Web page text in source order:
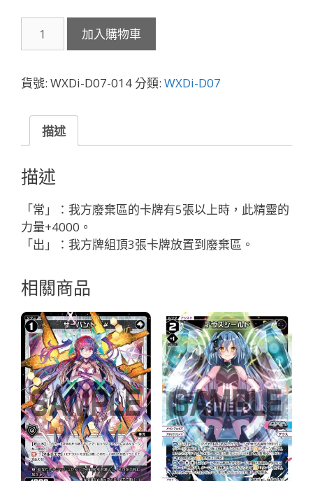
D07-
凶
バ
ォ
メ
ッ
ト
「黑
色
奏
惡
魔
LV1
無
LB」
數
量
加入購物車
貨號: WXDi-D07-014分類: WXDi-D07
描述
描述
「常」：我方廢棄區的卡牌有5張以上時，此精靈的
力量+4000。
「出」：我方牌組頂3張卡牌放置到廢棄區。
相關商品